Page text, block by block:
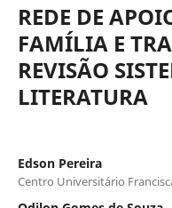
REDE DE
FAMÍLIA E
REVISÃO
LITERATURA
Edson Pereira
Centro Universitário